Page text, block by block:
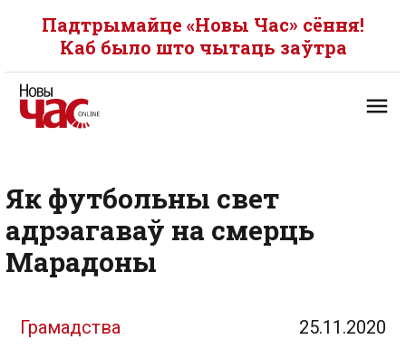
Падтрымайце «Новы Час» сёння!
Каб было што чытаць заўтра
Як футбольны свет
адрэагаваў на смерць
Марадоны
Грамадства 25.11.2020